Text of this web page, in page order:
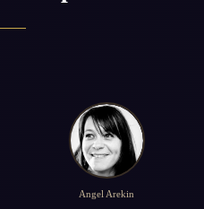
Angel Arekin